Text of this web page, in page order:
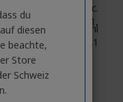
Acer Inc.
8F, No. 88, Section 1,
Xin Tai 5th Road, Xizhi
New Taipei City 221
du
diesen
beachte,
Store
Schweiz